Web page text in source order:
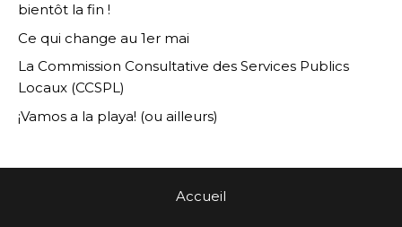
bientôt la fin !
Ce qui change au 1er mai
La Commission Consultative des Services Publics
Locaux (CCSPL)
¡Vamos a la playa! (ou ailleurs)
Accueil